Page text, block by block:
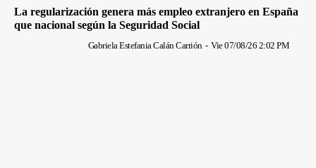
La regularización genera más empleo extranjero en España
que nacional según la Seguridad Social
Gabriela Estefania Calán Carrión - Vie 07/08/26 2:02 PM